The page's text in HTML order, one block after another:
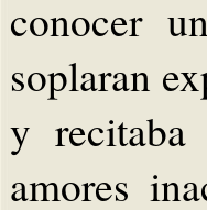
conocer
soplaran
y recitaba
amores